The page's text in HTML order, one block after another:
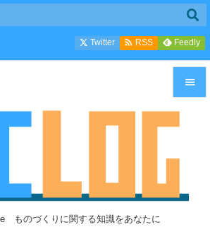
ものづくりに関する知識をあなたに

前へ
Twitter  RSS Feedly